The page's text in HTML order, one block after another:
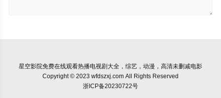
星空影院免费在线观看热播电视剧大全，综艺，动漫，高清未删减电影
Copyright © 2023 wfdszxj.com All Rights Reserved
浙ICP备20230722号